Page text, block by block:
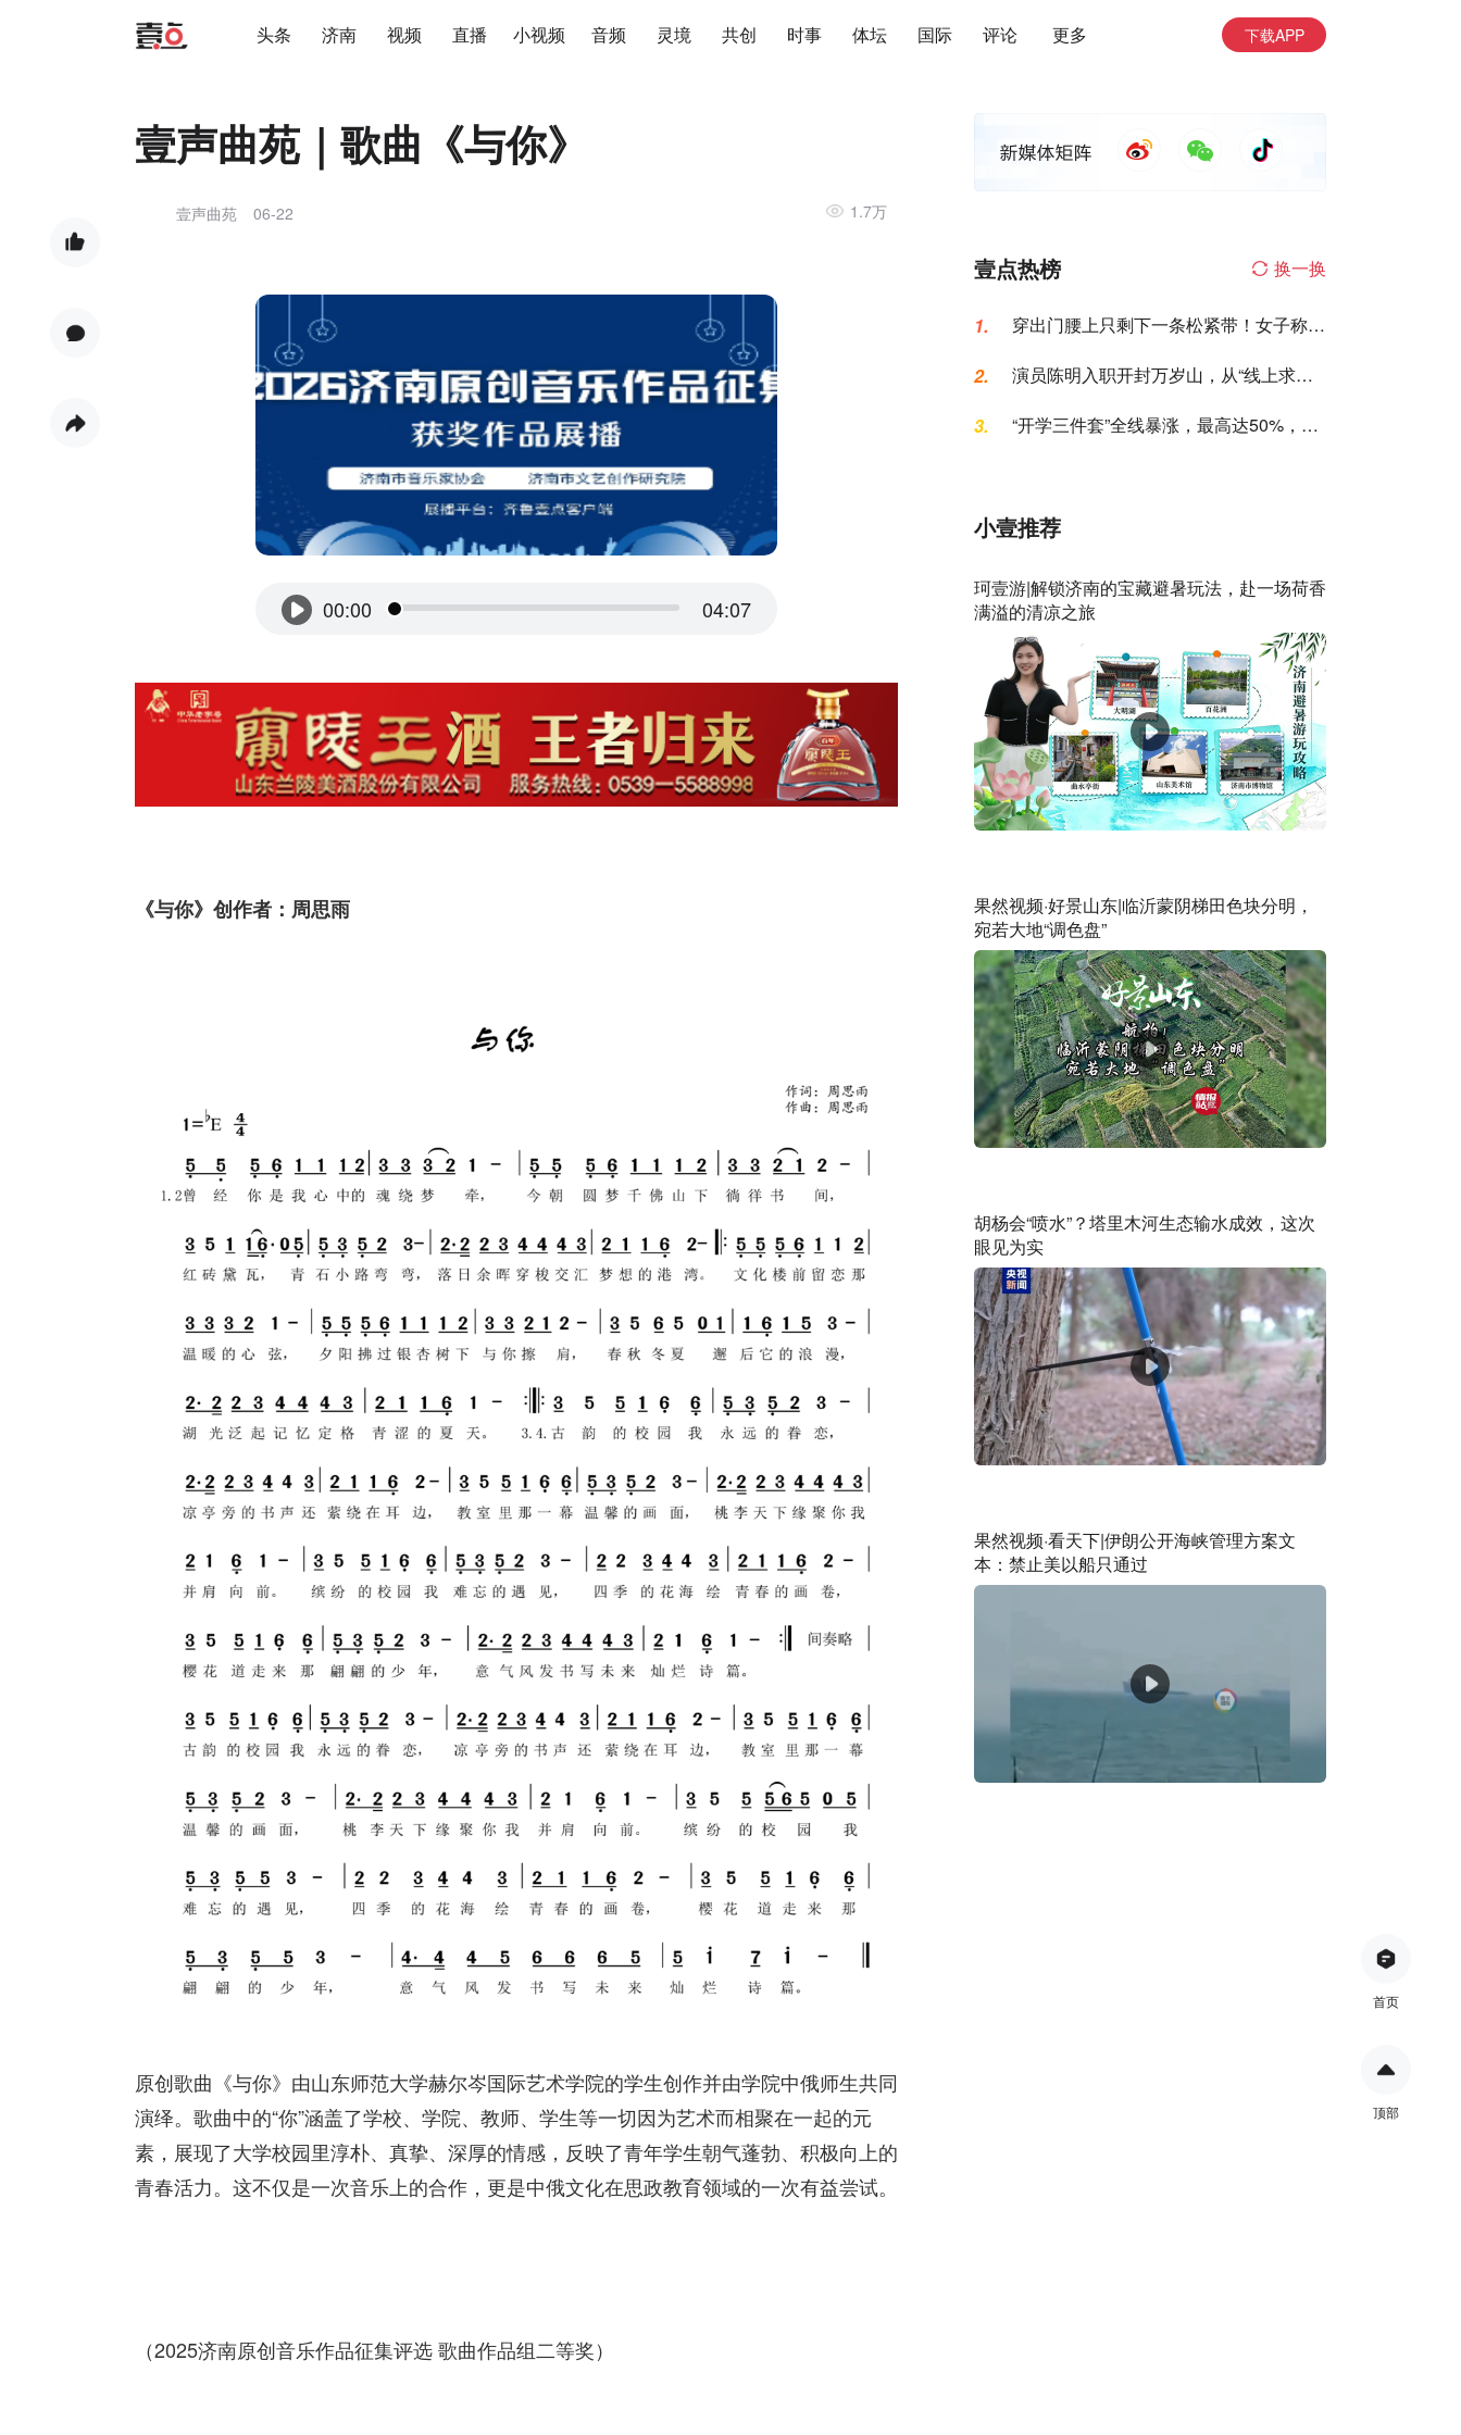
头条 济南 视频 直播 小视频 音频 灵境 共创 时事 体坛 国际 评论 更多 下载APP
壹声曲苑｜歌曲《与你》
壹声曲苑 06-22 1.7万
04:07
《与你》创作者：周思雨
原创歌曲《与你》由山东师范大学赫尔岑国际艺术学院的学生创作并由学院中俄师生共同
演绎。歌曲中的“你”涵盖了学校、学院、教师、学生等一切因为艺术而相聚在一起的元
素，展现了大学校园里淳朴、真挚、深厚的情感，反映了青年学生朝气蓬勃、积极向上的
青春活力。这不仅是一次音乐上的合作，更是中俄文化在思政教育领域的一次有益尝试。
（2025济南原创音乐作品征集评选 歌曲作品组二等奖）
壹点热榜 换一换
1.
穿出门腰上只剩下一条松紧带！女子称名
2.
演员陈明入职开封万岁山，从“线上求
3.
“开学三件套”全线暴涨，最高达50%，家
小壹推荐
珂壹游|解锁济南的宝藏避暑玩法，赴一场荷香
满溢的清凉之旅
果然视频·好景山东|临沂蒙阴梯田色块分明，
宛若大地“调色盘”
胡杨会“喷水”？塔里木河生态输水成效，这次
眼见为实
果然视频·看天下|伊朗公开海峡管理方案文
本：禁止美以船只通过
首页
顶部